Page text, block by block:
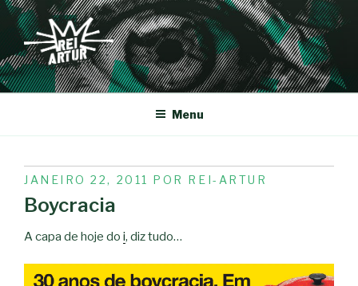
Saltar
para
conteúdo
REI-ARTUR
Menu
PUBLICADO
EM
JANEIRO 22, 2011 POR REI-ARTUR
Boycracia
A capa de hoje do i, diz tudo…